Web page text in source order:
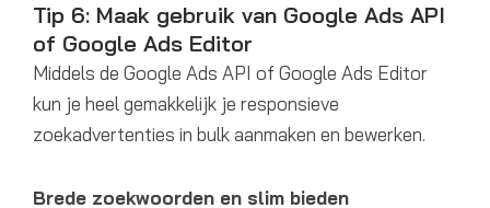
Tip 6: Maak gebruik van Google Ads API
of Google Ads Editor
Middels de Google Ads API of Google Ads Editor
kun je heel gemakkelijk je responsieve
zoekadvertenties in bulk aanmaken en bewerken.
Brede zoekwoorden en slim bieden